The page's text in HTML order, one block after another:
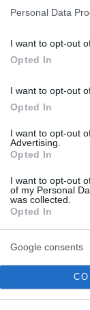
Personal Data
I want to opt-out
Opted In
I want to opt-out
Opted In
I want to opt-out
Advertising.
Opted In
I want to opt-out
of my Personal
was collected.
Opted In
Google consents
και είμαι
4.000
χρόνια και
με τηνΕφές,
πήραμε ένα
αυτό